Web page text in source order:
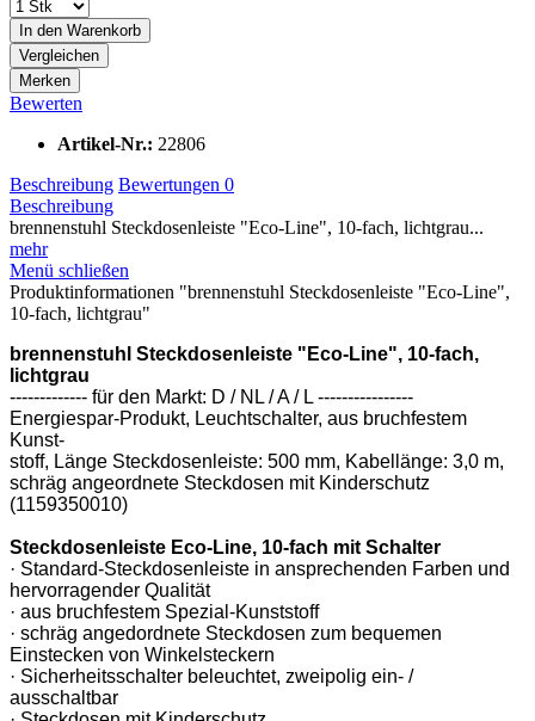
In den Warenkorb
Vergleichen
Merken
Bewerten
Artikel-Nr.: 22806
Beschreibung Bewertungen 0
Beschreibung
brennenstuhl Steckdosenleiste "Eco-Line", 10-fach, lichtgrau...
mehr
Menü schließen
Produktinformationen "brennenstuhl Steckdosenleiste "Eco-Line",
10-fach, lichtgrau"
brennenstuhl Steckdosenleiste "Eco-Line", 10-fach,
lichtgrau
------------- für den Markt: D / NL / A / L ----------------
Energiespar-Produkt, Leuchtschalter, aus bruchfestem
Kunst-
stoff, Länge Steckdosenleiste: 500 mm, Kabellänge: 3,0 m,
schräg angeordnete Steckdosen mit Kinderschutz
(1159350010)
Steckdosenleiste Eco-Line, 10-fach mit Schalter
· Standard-Steckdosenleiste in ansprechenden Farben und
hervorragender Qualität
· aus bruchfestem Spezial-Kunststoff
· schräg angedordnete Steckdosen zum bequemen
Einstecken von Winkelsteckern
· Sicherheitsschalter beleuchtet, zweipolig ein- /
ausschaltbar